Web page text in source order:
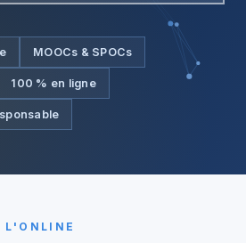
MOOCs & SPOCs
100 % en ligne
L'ONLINE